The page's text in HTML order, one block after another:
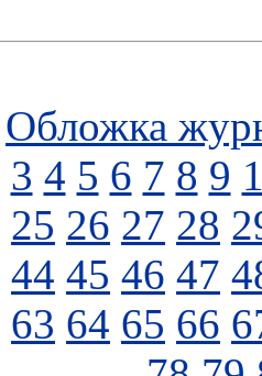
Обложка
3 4 5 6 7 8 9
25 26 27 28
44 45 46 47
63 64 65 66